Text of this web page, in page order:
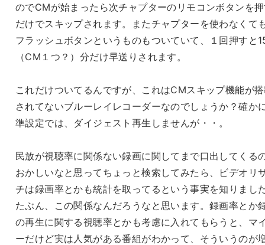
のでCMが始まったら次チャプターのリモコンボタンを
だけでスキップされます。またチャプターを使わなくて
フラッシュボタンというものもついていて、１回押すと
（CM１つ？）分だけ早送りされます。
これだけついてるんですが、これはCMスキップ機能が
されてないブルーレイレコーダーなのでしょうか？確か
準設定では、ダイジェスト再生しませんが・・。
民放が視聴率に関係ない録画に関してまで口出してくる
おかしいなと思ってちょっと検索してみたら、ビデオリ
チは録画率とかも統計を取ってるという事実を知りまし
たぶん、この関係なんだろうなと思います。録画率とか
の再生に関する視聴率とかも考慮に入れてもらうと、マ
ーだけど実は人気がある番組がわかって、そういうのが